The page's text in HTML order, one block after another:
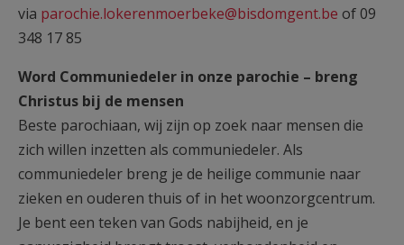
via parochie.lokerenmoerbeke@bisdomgent.be of 09
348 17 85
Word Communiedeler in onze parochie – breng
Christus bij de mensen
Beste parochiaan, wij zijn op zoek naar mensen die
zich willen inzetten als communiedeler. Als
communiedeler breng je de heilige communie naar
zieken en ouderen thuis of in het woonzorgcentrum.
Je bent een teken van Gods nabijheid, en je